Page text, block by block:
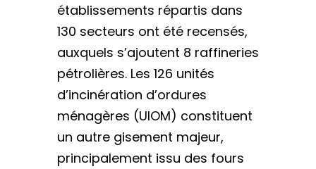
établissements répartis dans
130 secteurs ont été recensés,
auxquels s’ajoutent 8 raffineries
pétrolières. Les 126 unités
d’incinération d’ordures
ménagères (UIOM) constituent
un autre gisement majeur,
principalement issu des fours